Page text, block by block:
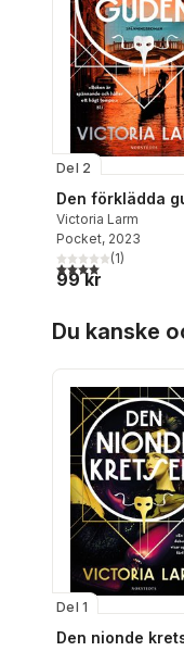
Del 2
Den förklädda
Victoria Larm
Pocket, 2023
4,0utav 5 stjärnor.
(1)
99 kr
Du kanske
Del 1
Den nionde